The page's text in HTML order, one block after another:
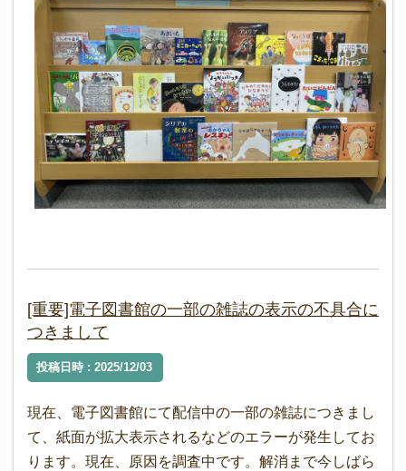
[重要]電子図書館の一部の雑誌の表示の不具合に
つきまして
投稿日時 : 2025/12/03
現在、電子図書館にて配信中の一部の雑誌につきまし
て、紙面が拡大表示されるなどのエラーが発生してお
ります。現在、原因を調査中です。解消まで今しばら